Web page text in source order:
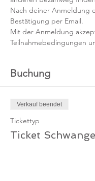
Nach deiner Anmeldung
Bestätigung per Email.
Mit der Anmeldung
Teilnahmebedingungen
Buchung
Verkauf beendet
Tickettyp
Ticket